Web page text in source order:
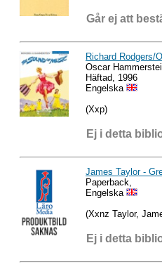
Går ej att
Richard Rodgers/
Oscar
Häftad, 1996
Engelska
(Xxp)
Ej i detta
James Taylor -
Paperback,
Engelska
(Xxnz Taylor,
Ej i detta